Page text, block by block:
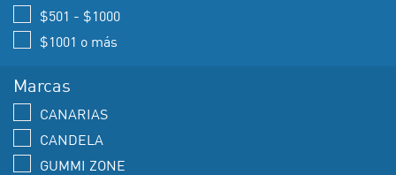
$501 - $1000
$1001 o más
Marcas
CANARIAS
CANDELA
GUMMI ZONE